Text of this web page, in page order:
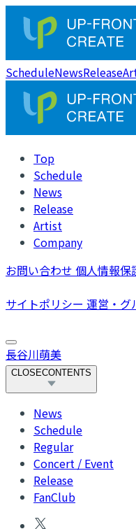
ScheduleNewsRelease
Top
Schedule
News
Release
Artist
Company
お問い合わせ 個人情報保
サイトポリシー 運営・グ
長谷川萌美
CLOSECONTENTS
News
Schedule
Regular
Concert / Event
Release
FanClub